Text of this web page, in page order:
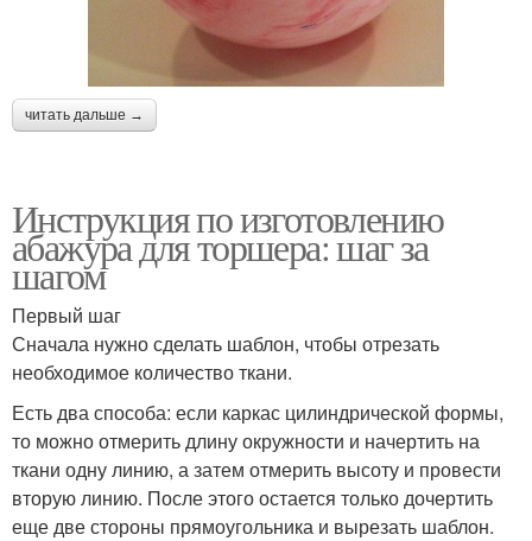
читать дальше →
Инструкция по изготовлению
абажура для торшера: шаг за
шагом
Первый шаг
Сначала нужно сделать шаблон, чтобы отрезать
необходимое количество ткани.
Есть два способа: если каркас цилиндрической формы,
то можно отмерить длину окружности и начертить на
ткани одну линию, а затем отмерить высоту и провести
вторую линию. После этого остается только дочертить
еще две стороны прямоугольника и вырезать шаблон.